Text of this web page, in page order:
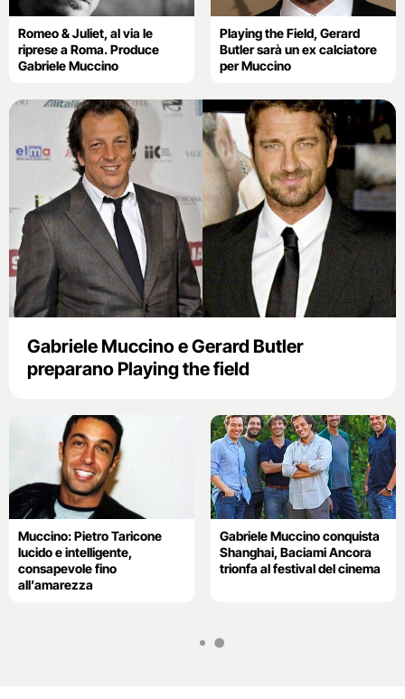
Romeo & Juliet, al via le
riprese a Roma. Produce
Gabriele Muccino
Playing the Field, Gerard
Butler sarà un ex calciatore
per Muccino
Gabriele Muccino e Gerard Butler
preparano Playing the field
Muccino: Pietro Taricone
lucido e intelligente,
consapevole fino
all’amarezza
Gabriele Muccino conquista
Shanghai, Baciami Ancora
trionfa al festival del cinema